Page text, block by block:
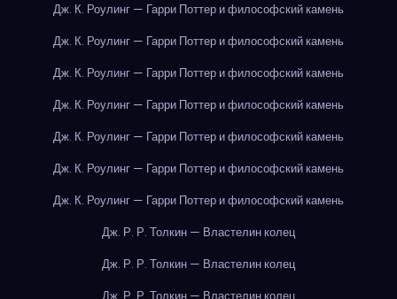
Дж. К. Роулинг — Гарри Поттер и философский камень
Дж. К. Роулинг — Гарри Поттер и философский камень
Дж. К. Роулинг — Гарри Поттер и философский камень
Дж. К. Роулинг — Гарри Поттер и философский камень
Дж. К. Роулинг — Гарри Поттер и философский камень
Дж. К. Роулинг — Гарри Поттер и философский камень
Дж. К. Роулинг — Гарри Поттер и философский камень
Дж. Р. Р. Толкин — Властелин колец
Дж. Р. Р. Толкин — Властелин колец